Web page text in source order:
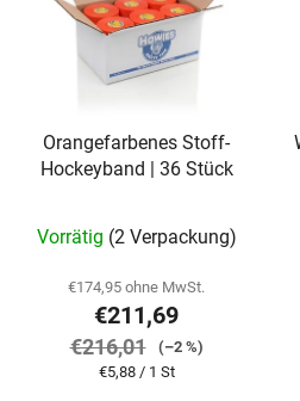
Orangefarbenes Stoff-
Hockeyband | 36 Stück
Vorrätig (2 Verpackung)
€174,95 ohne MwSt.
€211,69
€216,01
(–2 %)
Verkaufspreis:
€5,88 / 1 St